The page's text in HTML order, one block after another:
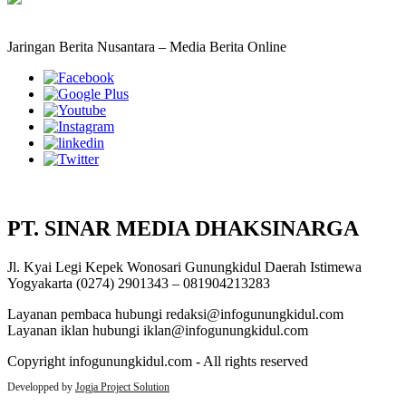
Jaringan Berita Nusantara – Media Berita Online
PT. SINAR MEDIA DHAKSINARGA
Jl. Kyai Legi Kepek Wonosari Gunungkidul Daerah Istimewa
Yogyakarta (0274) 2901343 – 081904213283
Layanan pembaca hubungi redaksi@infogunungkidul.com
Layanan iklan hubungi iklan@infogunungkidul.com
Copyright infogunungkidul.com - All rights reserved
Developped by Jogja Project Solution